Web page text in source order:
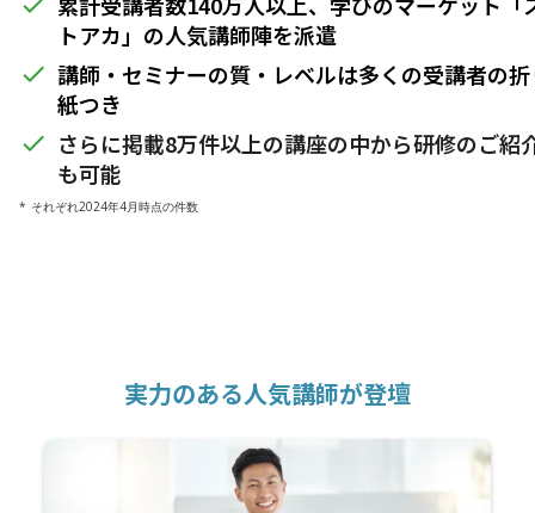
トアカ」の人気講師陣を派遣
done 講師・セミナーの質・レベルは多くの受講者の
紙つき
done さらに掲載8万件以上の講座の中から研修のご紹
も可能
* それぞれ2024年4月時点の件数
実力のある人気講師が登壇